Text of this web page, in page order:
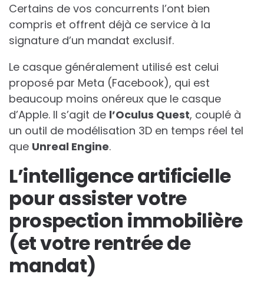
Certains de vos concurrents l’ont bien
compris et offrent déjà ce service à la
signature d’un mandat exclusif.
Le casque généralement utilisé est celui
proposé par Meta (Facebook), qui est
beaucoup moins onéreux que le casque
d’Apple. Il s’agit de l’Oculus Quest, couplé à
un outil de modélisation 3D en temps réel tel
que Unreal Engine.
L’intelligence artificielle
pour assister votre
prospection immobilière
(et votre rentrée de
mandat)